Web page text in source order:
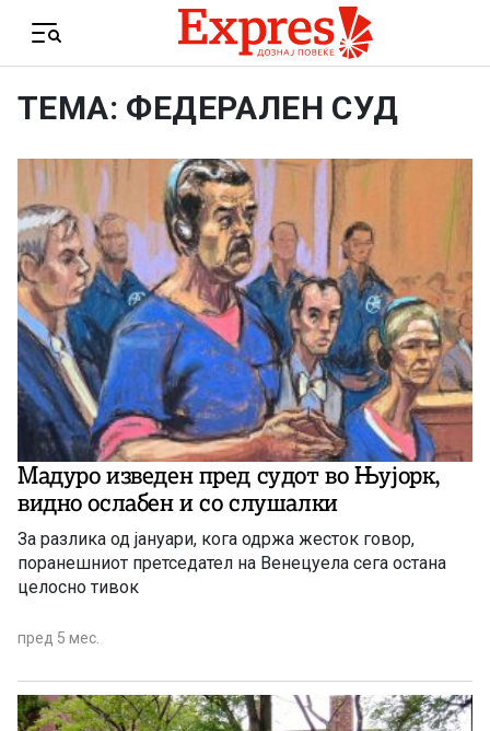
Menu
ТЕМА: ФЕДЕРАЛЕН СУД
Мадуро изведен пред судот во Њујорк,
видно ослабен и со слушалки
За разлика од јануари, кога одржа жесток говор,
поранешниот претседател на Венецуела сега остана
целосно тивок
пред 5 мес.